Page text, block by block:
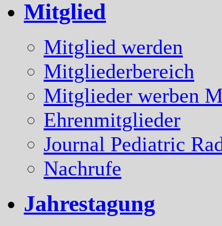
Mitglied
Mitglied werden
Mitgliederbereich
Mitglieder werben
Ehrenmitglieder
Journal Pediatric
Nachrufe
Jahrestagung